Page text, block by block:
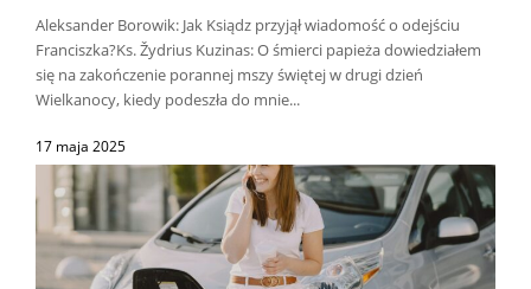
Aleksander Borowik: Jak Ksiądz przyjął wiadomość o odejściu
Franciszka?Ks. Žydrius Kuzinas: O śmierci papieża dowiedziałem
się na zakończenie porannej mszy świętej w drugi dzień
Wielkanocy, kiedy podeszła do mnie...
17 maja 2025